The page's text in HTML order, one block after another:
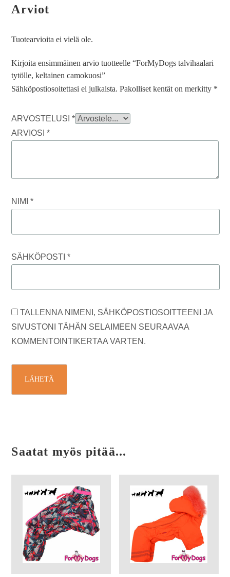
Arviot
Tuotearvioita ei vielä ole.
Kirjoita ensimmäinen arvio tuotteelle “ForMyDogs talvihaalari
tytölle, keltainen camokuosi”
Sähköpostiosoitettasi ei julkaista. Pakolliset kentät on merkitty *
ARVOSTELUSI*
ARVIOSI*
NIMI*
SÄHKÖPOSTI*
TALLENNA NIMENI, SÄHKÖPOSTIOSOITTEENI JA
SIVUSTONI TÄHÄN SELAIMEEN SEURAAVAA
KOMMENTOINTIKERTAA VARTEN.
Saatat myös pitää...